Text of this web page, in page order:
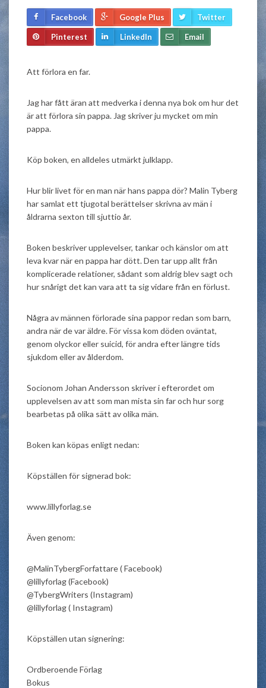
Facebook Google Plus Twitter
Pinterest LinkedIn Email
Att förlora en far.
Jag har fått äran att medverka i denna nya bok om hur det
är att förlora sin pappa. Jag skriver ju mycket om min
pappa.
Köp boken, en alldeles utmärkt julklapp.
Hur blir livet för en man när hans pappa dör? Malin Tyberg
har samlat ett tjugotal berättelser skrivna av män i
åldrarna sexton till sjuttio år.
Boken beskriver upplevelser, tankar och känslor om att
leva kvar när en pappa har dött. Den tar upp allt från
komplicerade relationer, sådant som aldrig blev sagt och
hur snårigt det kan vara att ta sig vidare från en förlust.
Några av männen förlorade sina pappor redan som barn,
andra när de var äldre. För vissa kom döden oväntat,
genom olyckor eller suicid, för andra efter längre tids
sjukdom eller av ålderdom.
Socionom Johan Andersson skriver i efterordet om
upplevelsen av att som man mista sin far och hur sorg
bearbetas på olika sätt av olika män.
Boken kan köpas enligt nedan:
Köpställen för signerad bok:
www.lillyforlag.se
Även genom:
@MalinTybergForfattare ( Facebook)
@lillyforlag (Facebook)
@TybergWriters (Instagram)
@lillyforlag ( Instagram)
Köpställen utan signering:
Ordberoende Förlag
Bokus